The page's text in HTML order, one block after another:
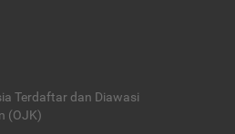
Terdaftar dan Diawasi
(OJK)